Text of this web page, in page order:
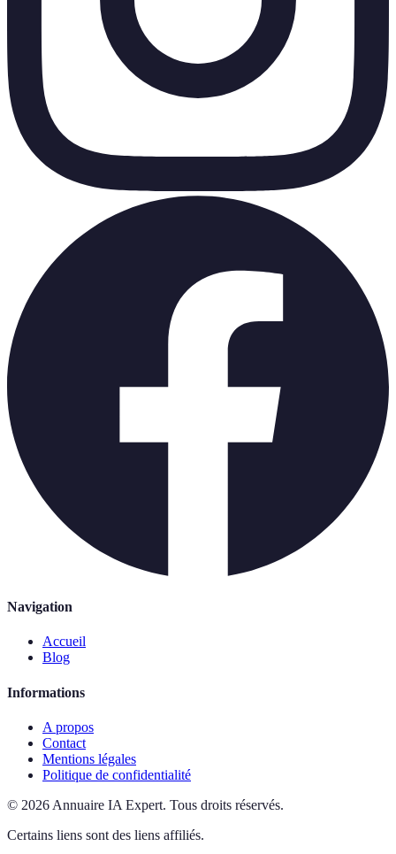
Navigation
Accueil
Blog
Informations
A propos
Contact
Mentions légales
Politique de confidentialité
© 2026 Annuaire IA Expert. Tous droits réservés.
Certains liens sont des liens affiliés.